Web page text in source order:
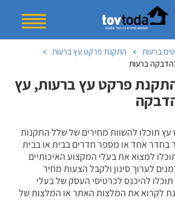
ברעות
התקנת פרקט עץ ברעות
ברעות
פרקט עץ ברעות, עץ
תוכלו להשוות מחירים של שלל התקנות
בחדר אחד או מספר חדרים בבית או בבית
למצוא את בעלי המקצוע האיכותיים
לערוך סינון ולקבל הצעות מחיר
להיכנס לכרטיסי העסק של בעלי
לקרוא את המלצות האתר או המלצות של